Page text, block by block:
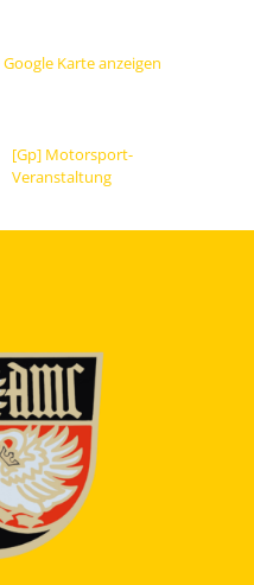
Google Karte anzeigen
[Gp] Motorsport-
Veranstaltung